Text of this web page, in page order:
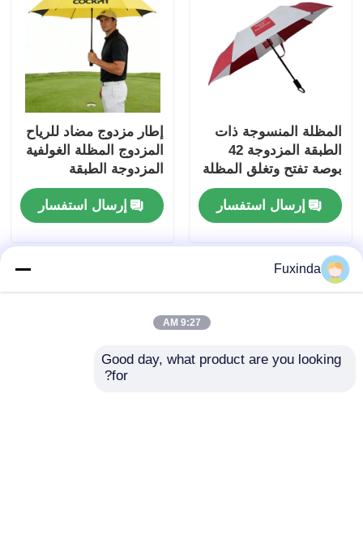
المظلة المنسوجة ذات
الطبقة المزدوجة 42
بوصة تفتح وتغلق المظلة
إرسال استفسار
إطار مزدوج مضاد للرياح
المزدوج المظلة الغولفية
المزدوجة الطبقة
المزدوجة المظلات
الواقية من الشمس
إرسال استفسار
Fuxinda
9:27 AM
Good day, what product are you looking
for?